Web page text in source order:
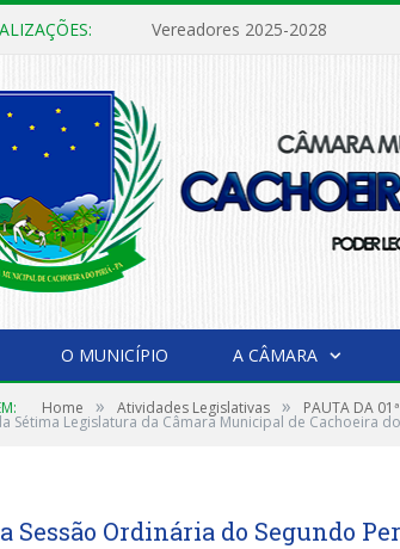
Vereadores 2025-2028
O MUNICÍPIO A CÂMARA
Home » Atividades Legislativas » PAUTA DA
Sétima Legislatura da Câmara Municipal de Cachoeira
Sessão Ordinária do Segundo